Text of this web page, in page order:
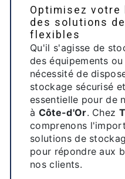
Optimisez votre
des solutions
flexibles
Qu'il s'agisse de
des équipements
nécessité de
stockage sécurisé
essentielle pour de
à Côte-d'Or. Chez
comprenons
solutions de
pour répondre aux
nos clients.